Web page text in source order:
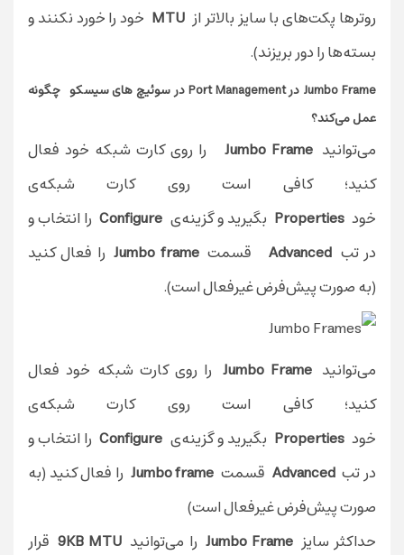
روتر‌ها پکت‌های با سایز بالاتر از MTU خود را خورد نکنند و
بسته‌ها را دور بریزند).
Jumbo Frame در Port Management در سوئیچ های سیسکو چگونه
عمل می‌کند؟
می‌توانید Jumbo Frame را روی کارت شبکه خود فعال
کنید؛ کافی است روی کارت شبکه‌ی
خودProperties بگیرید و گزینه‌ی Configureرا انتخاب و
در تب AdvancedقسمتJumbo frameرا فعال کنید
(به صورت پیش‌فرض غیرفعال است).
می‌توانیدJumbo Frame را روی کارت شبکه خود فعال
کنید؛ کافی است روی کارت شبکه‌ی
خودProperties بگیرید و گزینه‌ی Configureرا انتخاب و
در تبAdvanced قسمت Jumbo frame را فعال کنید (به
صورت پیش‌فرض غیرفعال است)
حداکثر سایزJumbo Frame را می‌توانید 9KB MTUقرار